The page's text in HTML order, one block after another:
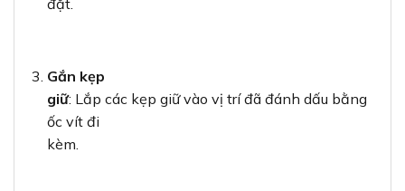
Gắn kẹp
giữ: Lắp các kẹp giữ vào vị trí đã đánh dấu bằng
ốc vít đi
kèm.